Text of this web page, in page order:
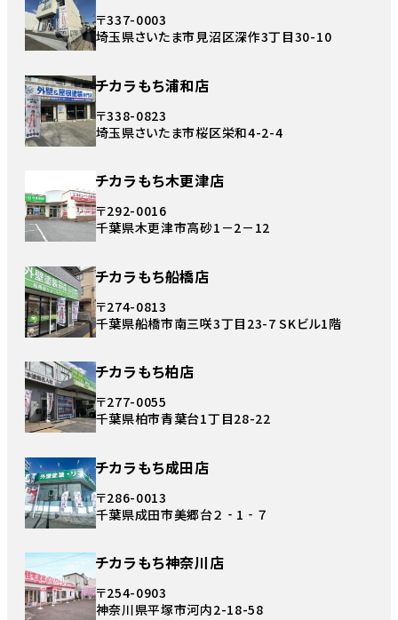
〒337-0003
埼玉県さいたま市見沼区深作3丁目30-10
チカラもち浦和店
〒338-0823
埼玉県さいたま市桜区栄和4-2-4
チカラもち木更津店
〒292-0016
千葉県木更津市高砂1－2－12
チカラもち船橋店
〒274-0813
千葉県船橋市南三咲3丁目23-7 SKビル1階
チカラもち柏店
〒277-0055
千葉県柏市青葉台1丁目28-22
チカラもち成田店
〒286-0013
千葉県成田市美郷台２‐1‐７
チカラもち神奈川店
〒254-0903
神奈川県平塚市河内2-18-58